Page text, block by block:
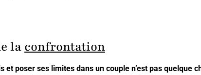
la confrontation
et poser ses limites dans un couple n’est pas quelque